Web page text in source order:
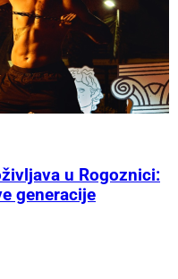
u Rogoznici:
generacije